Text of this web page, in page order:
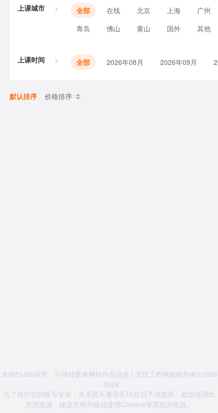
上课城市 全部 在线 北京 上海
广州
青岛
佛山 黄山 国外 其他
上课时间 全部 2026年08月 2026年09月
默认排序 价格排序
未经51Job同意，不得转载本网站作品信息 | 无忧工作网版权所有©1999
- 2026
为了保护您的账号安全，本系统不兼容IE10及以下浏览器。如您使用此
类浏览器，建议尽快升级或使用Chrome等其他浏览器。